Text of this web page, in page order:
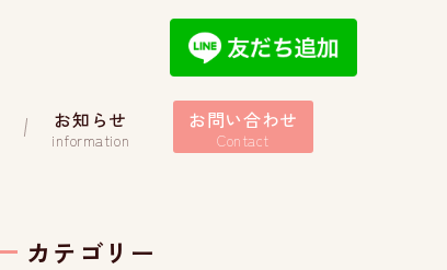
お知らせ
information
お問い合わせ
Contact
カテゴリー